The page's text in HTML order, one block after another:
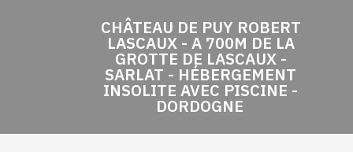
CHÂTEAU DE PUY ROBERT
LASCAUX - A 700M DE LA
GROTTE DE LASCAUX -
SARLAT - HÉBERGEMENT
INSOLITE AVEC PISCINE -
DORDOGNE